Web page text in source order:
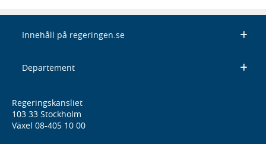
Innehåll på regeringen.se
Departement
Regeringskansliet
103 33 Stockholm
Växel 08-405 10 00